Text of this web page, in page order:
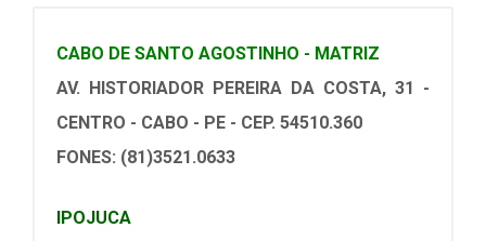
CABO DE SANTO AGOSTINHO - MATRIZ
AV. HISTORIADOR PEREIRA DA COSTA, 31 -
CENTRO - CABO - PE - CEP. 54510.360
FONES: (81)3521.0633
IPOJUCA